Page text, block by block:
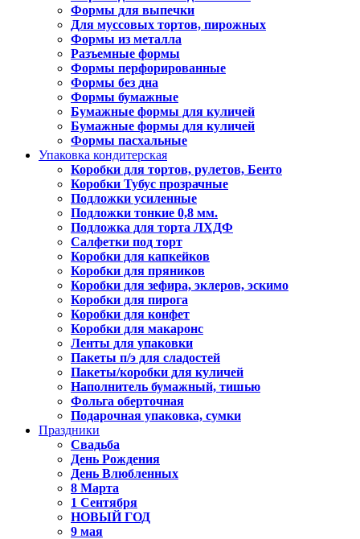
Формы для выпечки
Для муссовых тортов, пирожных
Формы из металла
Разъемные формы
Формы перфорированные
Формы без дна
Формы бумажные
Бумажные формы для куличей
Бумажные формы для куличей
Формы пасхальные
Упаковка кондитерская
Коробки для тортов, рулетов, Бенто
Коробки Тубус прозрачные
Подложки усиленные
Подложки тонкие 0,8 мм.
Подложка для торта ЛХДФ
Салфетки под торт
Коробки для капкейков
Коробки для пряников
Коробки для зефира, эклеров, эскимо
Коробки для пирога
Коробки для конфет
Коробки для макаронс
Ленты для упаковки
Пакеты п/э для сладостей
Пакеты/коробки для куличей
Наполнитель бумажный, тишью
Фольга оберточная
Подарочная упаковка, сумки
Праздники
Свадьба
День Рождения
День Влюбленных
8 Марта
1 Сентября
НОВЫЙ ГОД
9 мая